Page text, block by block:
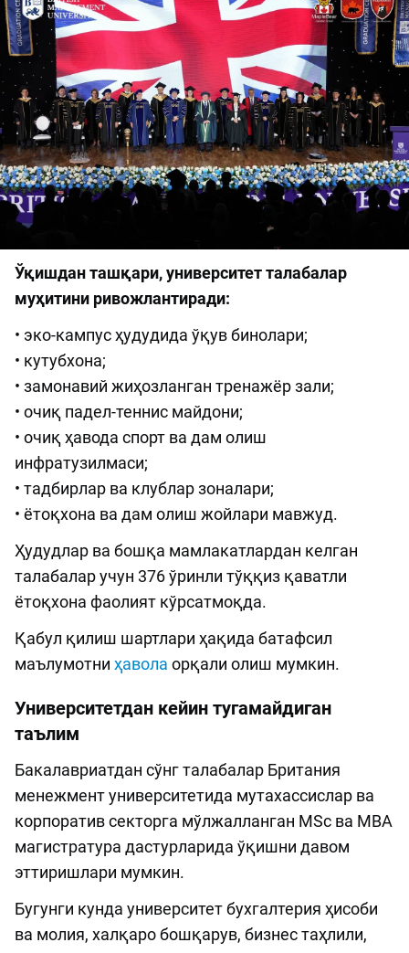
Ўқишдан ташқари, университет талабалар
муҳитини ривожлантиради:
• эко-кампус ҳудудида ўқув бинолари;
• кутубхона;
• замонавий жиҳозланган тренажёр зали;
• очиқ падел-теннис майдони;
• очиқ ҳавода спорт ва дам олиш
инфратузилмаси;
• тадбирлар ва клублар зоналари;
• ётоқхона ва дам олиш жойлари мавжуд.
Ҳудудлар ва бошқа мамлакатлардан келган
талабалар учун 376 ўринли тўққиз қаватли
ётоқхона фаолият кўрсатмоқда.
Қабул қилиш шартлари ҳақида батафсил
маълумотни ҳавола орқали олиш мумкин.
Университетдан кейин тугамайдиган
таълим
Бакалавриатдан сўнг талабалар Британия
менежмент университетида мутахассислар ва
корпоратив секторга мўлжалланган MSc ва MBA
магистратура дастурларида ўқишни давом
эттиришлари мумкин.
Бугунги кунда университет бухгалтерия ҳисоби
ва молия, халқаро бошқарув, бизнес таҳлили,